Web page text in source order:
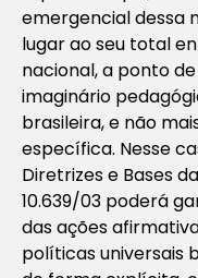
emergencial dessa
lugar ao seu total
nacional, a ponto
imaginário
brasileira, e não
específica. Nesse
Diretrizes e Bases
10.639/03 poderá
das ações
políticas universais